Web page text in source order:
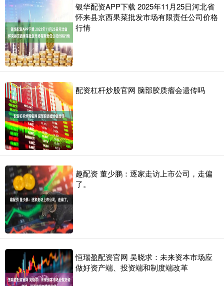
银华配资APP下载 2025年11月25日河北省
怀来县京西果菜批发市场有限责任公司价格
行情
配资杠杆炒股官网 脑部胶质瘤会遗传吗
趣配资 董少鹏：逐家走访上市公司，走偏
了。
恒瑞盈配资官网 吴晓求：未来资本市场应
做好资产端、投资端和制度端改革